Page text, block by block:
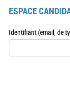
ESPACE